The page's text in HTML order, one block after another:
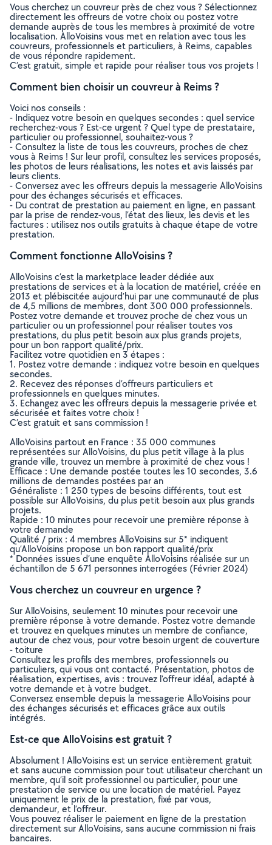
Vous cherchez un couvreur près de chez vous ? Sélectionnez
directement les offreurs de votre choix ou postez votre
demande auprès de tous les membres à proximité de votre
localisation. AlloVoisins vous met en relation avec tous les
couvreurs, professionnels et particuliers, à Reims, capables
de vous répondre rapidement.
C’est gratuit, simple et rapide pour réaliser tous vos projets !
Comment bien choisir un couvreur à Reims ?
Voici nos conseils :
- Indiquez votre besoin en quelques secondes : quel service
recherchez-vous ? Est-ce urgent ? Quel type de prestataire,
particulier ou professionnel, souhaitez-vous ?
- Consultez la liste de tous les couvreurs, proches de chez
vous à Reims ! Sur leur profil, consultez les services proposés,
les photos de leurs réalisations, les notes et avis laissés par
leurs clients.
- Conversez avec les offreurs depuis la messagerie AlloVoisins
pour des échanges sécurisés et efficaces.
- Du contrat de prestation au paiement en ligne, en passant
par la prise de rendez-vous, l’état des lieux, les devis et les
factures : utilisez nos outils gratuits à chaque étape de votre
prestation.
Comment fonctionne AlloVoisins ?
AlloVoisins c’est la marketplace leader dédiée aux
prestations de services et à la location de matériel, créée en
2013 et plébiscitée aujourd’hui par une communauté de plus
de 4,5 millions de membres, dont 300 000 professionnels.
Postez votre demande et trouvez proche de chez vous un
particulier ou un professionnel pour réaliser toutes vos
prestations, du plus petit besoin aux plus grands projets,
pour un bon rapport qualité/prix.
Facilitez votre quotidien en 3 étapes :
1. Postez votre demande : indiquez votre besoin en quelques
secondes.
2. Recevez des réponses d’offreurs particuliers et
professionnels en quelques minutes.
3. Echangez avec les offreurs depuis la messagerie privée et
sécurisée et faites votre choix !
C’est gratuit et sans commission !
AlloVoisins partout en France : 35 000 communes
représentées sur AlloVoisins, du plus petit village à la plus
grande ville, trouvez un membre à proximité de chez vous !
Efficace : Une demande postée toutes les 10 secondes, 3.6
millions de demandes postées par an
Généraliste : 1 250 types de besoins différents, tout est
possible sur AlloVoisins, du plus petit besoin aux plus grands
projets.
Rapide : 10 minutes pour recevoir une première réponse à
votre demande
Qualité / prix : 4 membres AlloVoisins sur 5* indiquent
qu’AlloVoisins propose un bon rapport qualité/prix
* Données issues d’une enquête AlloVoisins réalisée sur un
échantillon de 5 671 personnes interrogées (Février 2024)
Vous cherchez un couvreur en urgence ?
Sur AlloVoisins, seulement 10 minutes pour recevoir une
première réponse à votre demande. Postez votre demande
et trouvez en quelques minutes un membre de confiance,
autour de chez vous, pour votre besoin urgent de couverture
- toiture
Consultez les profils des membres, professionnels ou
particuliers, qui vous ont contacté. Présentation, photos de
réalisation, expertises, avis : trouvez l'offreur idéal, adapté à
votre demande et à votre budget.
Conversez ensemble depuis la messagerie AlloVoisins pour
des échanges sécurisés et efficaces grâce aux outils
intégrés.
Est-ce que AlloVoisins est gratuit ?
Absolument ! AlloVoisins est un service entièrement gratuit
et sans aucune commission pour tout utilisateur cherchant un
membre, qu’il soit professionnel ou particulier, pour une
prestation de service ou une location de matériel. Payez
uniquement le prix de la prestation, fixé par vous,
demandeur, et l’offreur.
Vous pouvez réaliser le paiement en ligne de la prestation
directement sur AlloVoisins, sans aucune commission ni frais
bancaires.